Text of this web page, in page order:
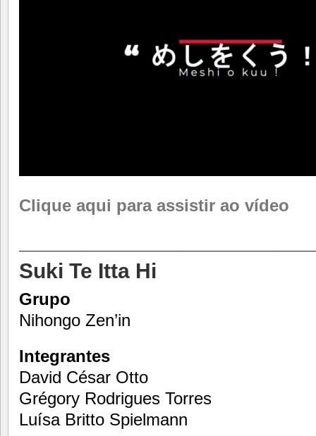
Clique aqui para assistir ao vídeo
Suki Te Itta Hi
Grupo
Nihongo Zen’in
Integrantes
David César Otto
Grégory Rodrigues Torres
Luísa Britto Spielmann